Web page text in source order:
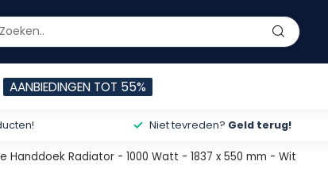
AANBIEDINGEN TOT 55%
Niet tevreden? Geld terug!
Handdoek Radiator - 1000 Watt - 1837 x 550 mm - Wit